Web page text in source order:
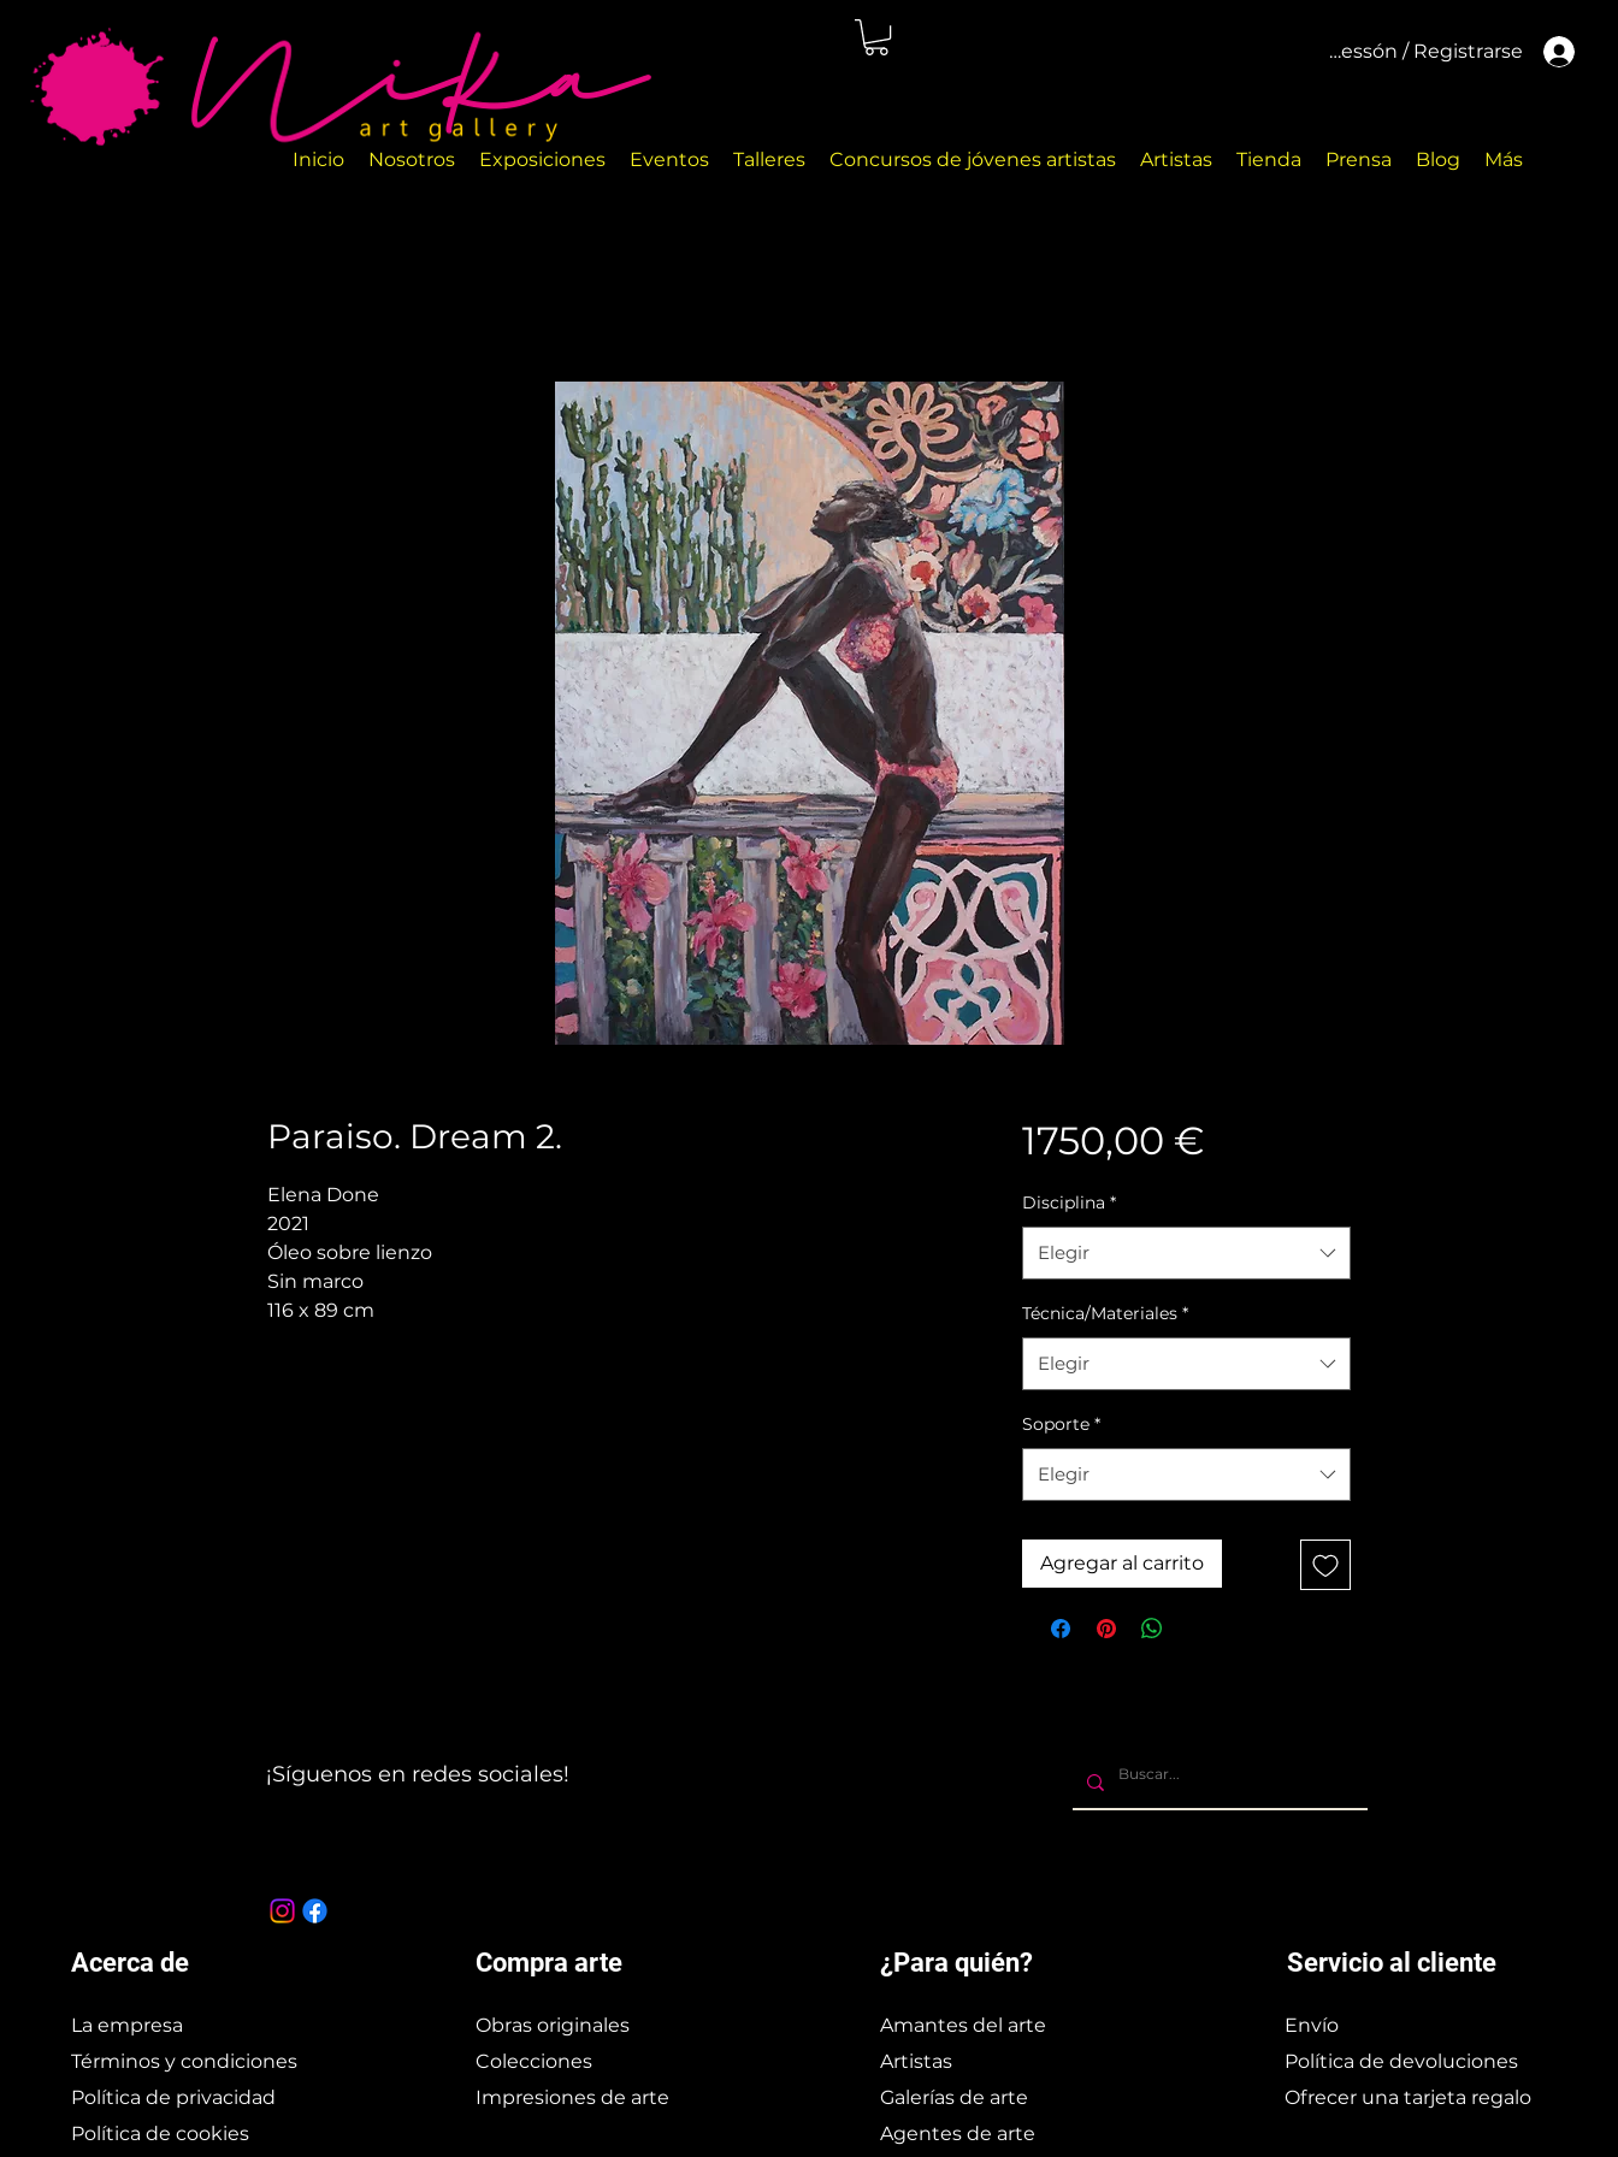
Inicar cessón / Registrarse
Inicio Nosotros Exposiciones Eventos Talleres Concursos de jóvenes artistas Artistas Tienda Prensa Blog Más
Paraiso. Dream 2.
Elena Done
2021
Óleo sobre lienzo
Sin marco
116 x 89 cm
1750,00 €
Disciplina *
Elegir
Técnica/Materiales *
Elegir
Soporte *
Elegir
Agregar al carrito
¡Síguenos en redes sociales!
Acerca de
La empresa
Términos y condiciones
Política de privacidad
Política de cookies
Compra arte
Obras originales
Colecciones
Impresiones de arte
¿Para quién?
Amantes del arte
Artistas
Galerías de arte
Agentes de arte
Servicio al cliente
Envío
Política de devoluciones
Ofrecer una tarjeta regalo